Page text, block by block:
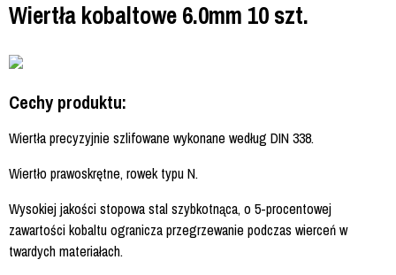
Wiertła kobaltowe 6.0mm 10 szt.
Cechy produktu:
Wiertła precyzyjnie szlifowane wykonane według DIN 338.
Wiertło prawoskrętne, rowek typu N.
Wysokiej jakości stopowa stal szybkotnąca, o 5-procentowej
zawartości kobaltu ogranicza przegrzewanie podczas wierceń w
twardych materiałach.